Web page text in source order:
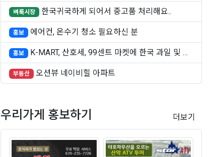
쑤..
벼룩시장 한국귀국하게 되어서 중고품 처리해요..
홍보 에어컨, 온수기 청소 필요하신 분
홍보
K-MART, 산호세, 99센트 마켓에 한국 과일 및 빵
..
부동산 오션뷰 네이비힐 아파트
우리가게 홍보하기 더보기